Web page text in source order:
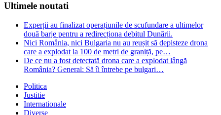
Ultimele noutati
Experții au finalizat operațiunile de scufundare a ultimelor
două barje pentru a redirecționa debitul Dunării.
Nici România, nici Bulgaria nu au reușit să depisteze drona
care a explodat la 100 de metri de graniță, pe…
De ce nu a fost detectată drona care a explodat lângă
România? General: Să îi întrebe pe bulgari…
Politica
Justitie
Internationale
Diverse